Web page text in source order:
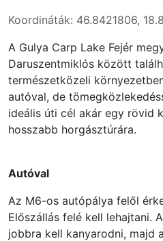
Koordináták: 46.8421806,
A Gulya Carp Lake Fejér
Daruszentmiklós között
természetközeli
autóval, de
ideális úti cél akár egy rövid
hosszabb horgásztúrára.
Autóval
Az M6-os autópálya felől
Előszállás felé kell lehajtani.
jobbra kell kanyarodni, majd